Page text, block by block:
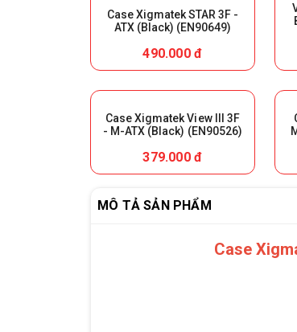
Case Xigmatek STAR 3F -
ATX (Black) (EN90649)
490.000 đ
Case Xigmatek View III 3F
- M-ATX (Black) (EN90526)
379.000 đ
MÔ TẢ SẢN PHẨM
Case